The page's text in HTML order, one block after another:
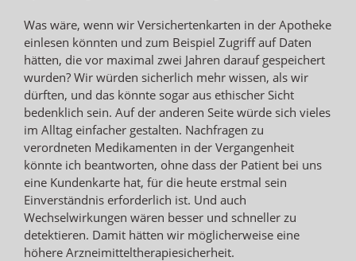
Was wäre, wenn wir Versichertenkarten in der Apotheke
einlesen könnten und zum Beispiel Zugriff auf Daten
hätten, die vor maximal zwei Jahren darauf gespeichert
wurden? Wir würden sicherlich mehr wissen, als wir
dürften, und das könnte sogar aus ethischer Sicht
bedenklich sein. Auf der anderen Seite würde sich vieles
im Alltag einfacher gestalten. Nachfragen zu
verordneten Medikamenten in der Vergangenheit
könnte ich beantworten, ohne dass der Patient bei uns
eine Kundenkarte hat, für die heute erstmal sein
Einverständnis erforderlich ist. Und auch
Wechselwirkungen wären besser und schneller zu
detektieren. Damit hätten wir möglicherweise eine
höhere Arzneimitteltherapiesicherheit.